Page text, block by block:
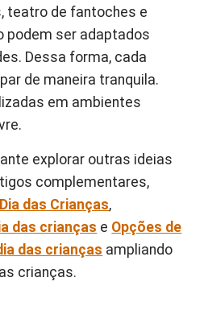
teatro de fantoches e
podem ser adaptados
Dessa forma, cada
de maneira tranquila.
em ambientes
explorar outras ideias
complementares,
das Crianças,
das crianças e Opções de
das crianças ampliando
crianças.